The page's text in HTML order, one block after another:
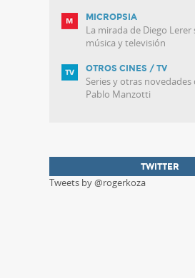
MICROPSIA
La mirada de Diego Lerer
música y televisión
OTROS CINES / TV
Series y otras novedades
Pablo Manzotti
TWITTER
Tweets by @rogerkoza